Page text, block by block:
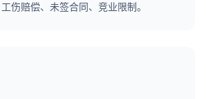
伤赔偿、未签合同、竞业限制。